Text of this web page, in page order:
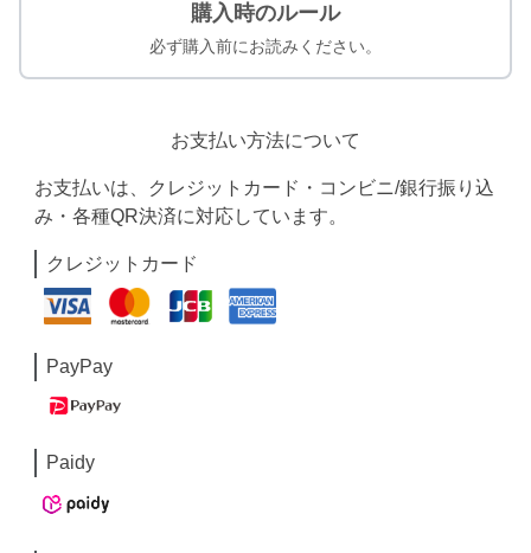
購入時のルール
必ず購入前にお読みください。
お支払い方法について
お支払いは、クレジットカード・コンビニ/銀行振り込
み・各種QR決済に対応しています。
クレジットカード
PayPay
Paidy